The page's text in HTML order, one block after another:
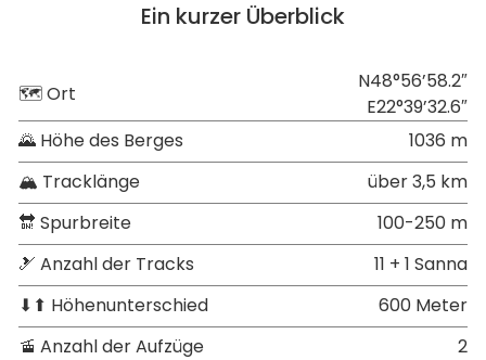
Ein kurzer Überblick
🗺 Ort
N48°56’58.2″
E22°39’32.6″
🌄 Höhe des Berges
1036 m
🏔 Tracklänge
über 3,5 km
🔛 Spurbreite
100-250 m
🎿 Anzahl der Tracks
11 + 1 Sanna
⬇⬆ Höhenunterschied
600 Meter
🚡 Anzahl der Aufzüge
2